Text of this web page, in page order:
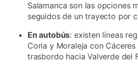
Salamanca son las opciones
seguidos de un trayecto por
En autobús: existen líneas
Coria y Moraleja con
trasbordo hacia Valverde del